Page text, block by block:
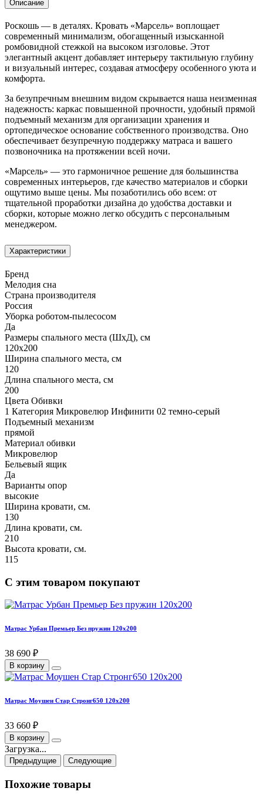
Описание
Роскошь — в деталях. Кровать «Марсель» воплощает
современный минимализм, обогащенный изысканной
ромбовидной стежкой на высоком изголовье. Этот
элегантный акцент добавляет интерьеру тактильную глубину
и визуальный интерес, создавая атмосферу особенного уюта и
комфорта.
За безупречным внешним видом скрывается наша неизменная
надежность: каркас повышенной прочности, удобный прямой
подъемный механизм для организации хранения и
ортопедическое основание собственного производства. Оно
обеспечивает безупречную поддержку матраса и вашего
позвоночника на протяжении всей ночи.
«Марсель» — это гармоничное решение для большинства
современных интерьеров, где качество материалов и сборки
ощутимо выше цены. Мы позаботились обо всем: от
тщательной проработки дизайна до удобства доставки и
сборки, которые можно легко обсудить с персональным
менеджером.
Характеристики
Бренд
Мелодия сна
Страна производителя
Россия
Уборка роботом-пылесосом
Да
Размеры спального места (ШхД), см
120х200
Ширина спального места, см
120
Длина спального места, см
200
Цвета Обивки
1 Категория Микровелюр Инфинити 02 темно-серый
Подъемный механизм
прямой
Материал обивки
Микровелюр
Бельевый ящик
Да
Варианты опор
высокие
Ширина кровати, см.
130
Длина кровати, см.
210
Высота кровати, см.
115
С этим товаром покупают
Матрас Урбан Премьер Без пружин 120х200
38 690 ₽
В корзину
Матрас Моушен Стар Стронг650 120х200
33 660 ₽
В корзину
Загрузка...
Предыдущие Следующие
Похожие товары